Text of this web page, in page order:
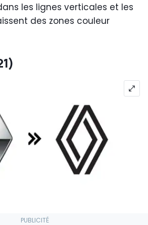
les lignes verticales et les
des zones couleur